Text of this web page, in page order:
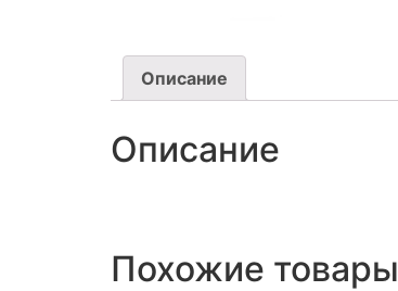
Описание
Описание
Похожие товары